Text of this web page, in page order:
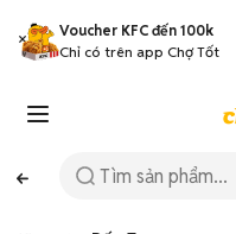
Voucher KFC đến 100k
Chỉ có trên app Chợ Tốt